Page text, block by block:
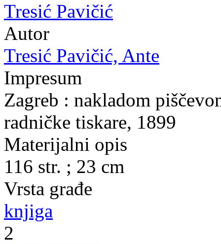
Tresić Pavičić
Autor
Tresić Pavičić, Ante
Impresum
Zagreb : nakladom
radničke tiskare, 1899
Materijalni opis
116 str. ; 23 cm
Vrsta građe
knjiga
2